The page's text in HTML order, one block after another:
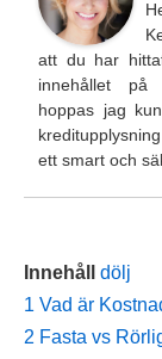
att du har
innehållet på
hoppas jag
ett smart och
Innehåll
dölj
1 Vad är
2 Fasta vs